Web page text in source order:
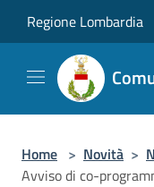
Regione Lombardia
Home > Novità >
Avviso di co-